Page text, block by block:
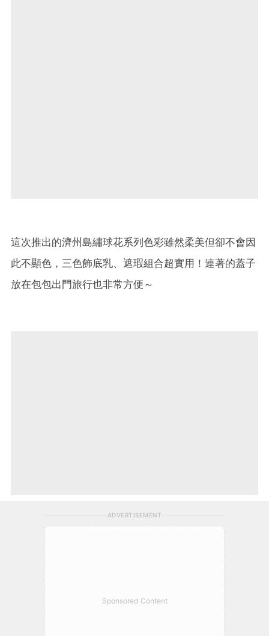
這次推出的濟州島繡球花系列色彩雖然柔美但卻不會因
此不顯色，三色飾底乳、遮瑕組合超實用！連著的蓋子
放在包包出門旅行也非常方便～
ADVERTISEMENT
Sponsored Content